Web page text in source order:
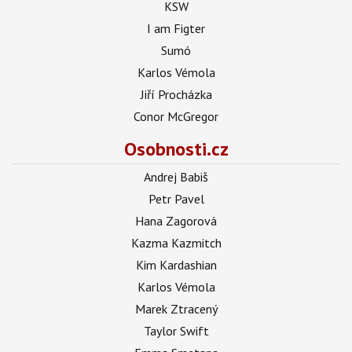
KSW
I am Figter
Sumó
Karlos Vémola
Jiří Procházka
Conor McGregor
Osobnosti.cz
Andrej Babiš
Petr Pavel
Hana Zagorová
Kazma Kazmitch
Kim Kardashian
Karlos Vémola
Marek Ztracený
Taylor Swift